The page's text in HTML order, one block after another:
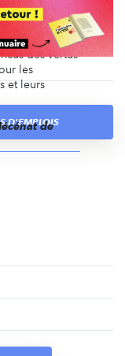
est une
le
entreprises,
des vertus
les
et leurs
de
D'EMPLOIS